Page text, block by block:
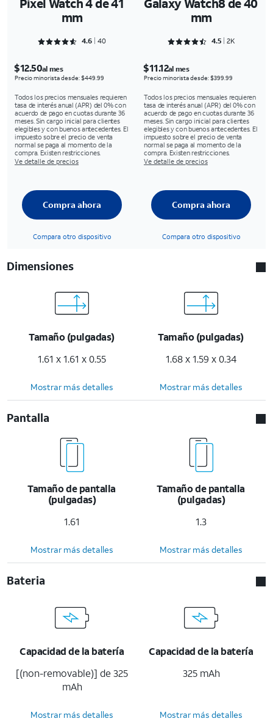
mm
mm
Rated 4.625 out of 5
4.6 40 Rated 4.5863 out of 5
4.5 2K
$12.50al mes
Precio minorista desde: $449.99
Todos los precios mensuales requieren
tasa de interés anual (APR) del 0% con
acuerdo de pago en cuotas durante 36
meses. Sin cargo inicial para clientes
elegibles y con buenos antecedentes. El
impuesto sobre el precio de venta
normal se paga al momento de la
compra. Existen restricciones.
Ve detalle de precios
$11.12al mes
Precio minorista desde: $399.99
Todos los precios mensuales requieren
tasa de interés anual (APR) del 0% con
acuerdo de pago en cuotas durante 36
meses. Sin cargo inicial para clientes
elegibles y con buenos antecedentes. El
impuesto sobre el precio de venta
normal se paga al momento de la
compra. Existen restricciones.
Ve detalle de precios
Compra ahora
Compara otro dispositivo
Compra ahora
Compara otro dispositivo
Dimensiones
Tamaño (pulgadas)
1.61 x 1.61 x 0.55
Tamaño (pulgadas)
1.68 x 1.59 x 0.34
Mostrar más detalles Mostrar más detalles
Pantalla
Tamaño de pantalla
(pulgadas)
1.61
Tamaño de pantalla
(pulgadas)
1.3
Mostrar más detalles Mostrar más detalles
Bateria
Capacidad de la batería
[(non-removable)] de 325
mAh
Capacidad de la batería
325 mAh
Mostrar más detalles Mostrar más detalles